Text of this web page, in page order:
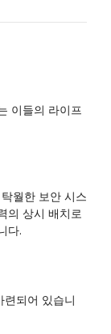
이들의 라이프
월한 보안 시스
의 상시 배치로
다.
되어 있습니